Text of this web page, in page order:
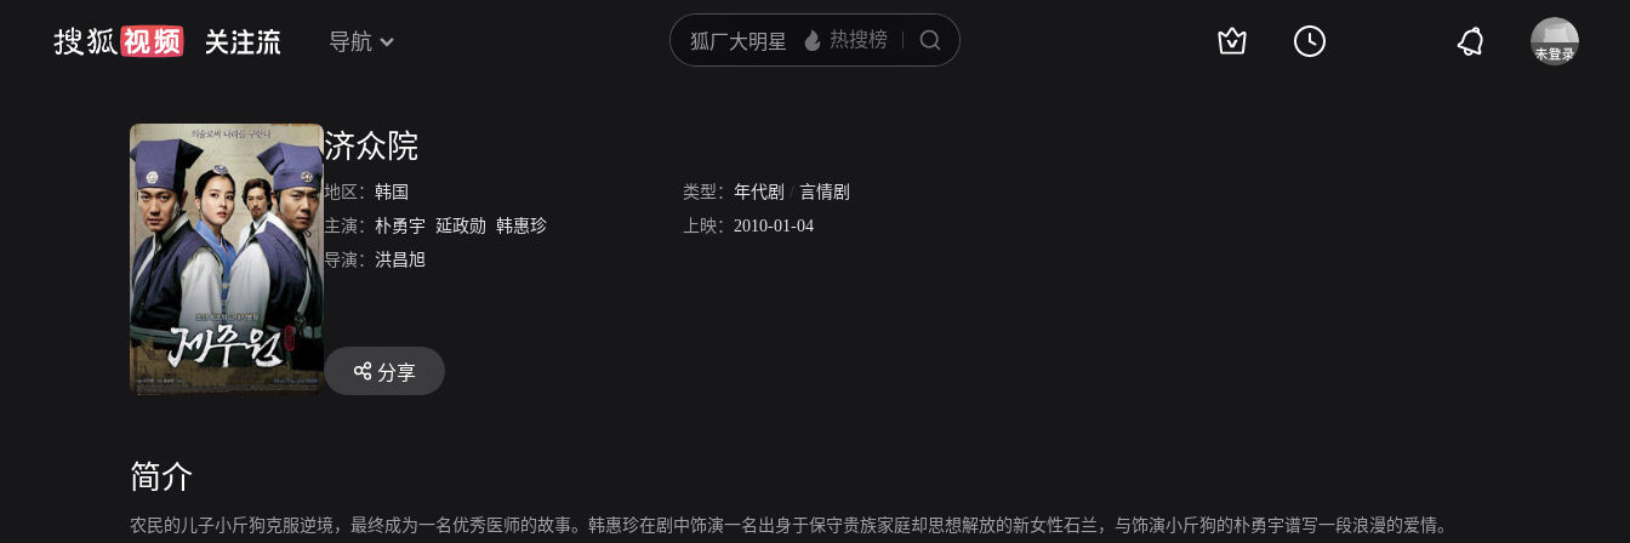
导航
济众院
地区： 韩国 类型： 年代剧 / 言情剧
主演： 朴勇宇 延政勋 韩惠珍 上映： 2010-01-04
导演： 洪昌旭
分享
简介
农民的儿子小斤狗克服逆境，最终成为一名优秀医师的故事。韩惠珍在剧中饰演一名出身于保守贵族家庭却思想解放的新女性石兰，与饰演小斤狗的朴勇宇谱写一段浪漫的爱情。